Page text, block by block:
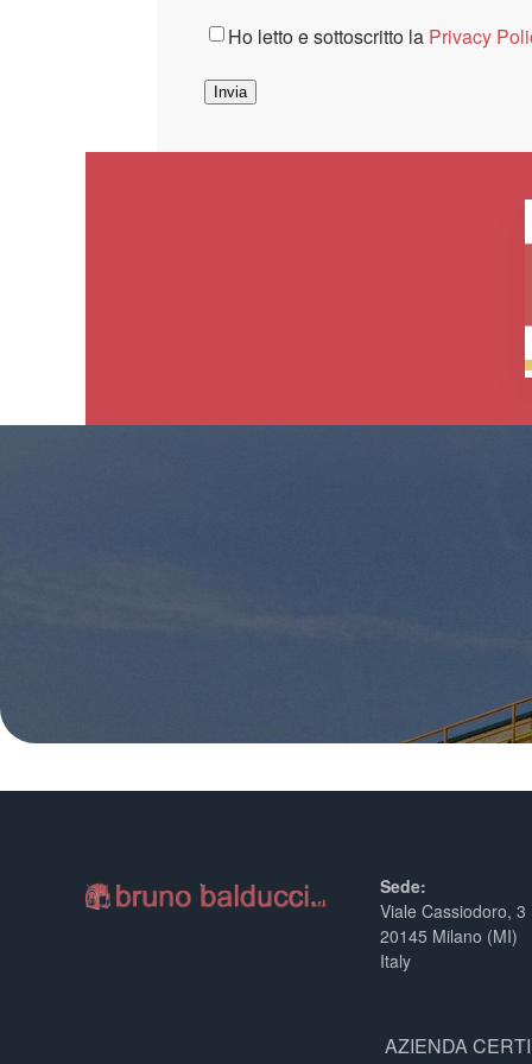
Consenso*
Ho letto e sottoscritto la Privacy
Invia
Sede:
Viale Cassiodoro, 3
20145 Milano (MI)
Italy
AZIENDA